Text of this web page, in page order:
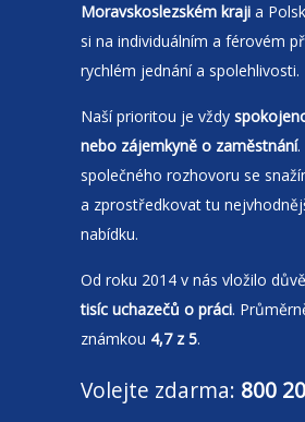
Moravskoslezském kraji a
si na individuálním a férovém
rychlém jednání a spolehlivosti.
Naší prioritou je vždy
nebo zájemkyně o zaměstnání.
společného rozhovoru se
a zprostředkovat tu
nabídku.
Od roku 2014 v nás vložilo
tisíc uchazečů o práci.
známkou 4,7 z 5.
Volejte zdarma: 800